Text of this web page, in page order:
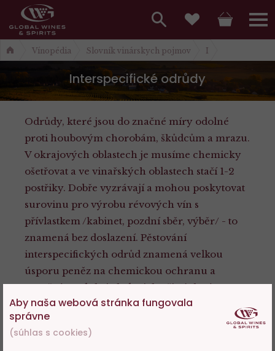
Hlavní
menu,
košík,
vyhledávání,
přihlášení
VyhledáváníObľúbené
Vínopédia Slovník vinárskych pojmov I
Interspecifické odrůdy
Odrůdy, které jsou do značné míry odolné
proti houbovým chorobám, škůdcům a mrazu.
V okrajových oblastech je musíme chemicky
ošetřovat a ve vinařských oblastech stačí 1-2
postřiky. Dobře vyzrávají a mohou poskytovat
surovinu pro výrobu révových vín s
přívlastkem /kabinet, pozdní sběr, výběr/ - to
znamená bez doslazení. Pěstování
interspecifických odrůd znamená velkou
úsporu peněz na chemickou ochranu a
umožní produkci ekologicky čistých vín – tzv.
biovín. Cílem je výroba vysoce kvalitních
přírodních vín bez chemické konzervace
Aby naša webová stránka fungovala
správne
(súhlas s cookies)